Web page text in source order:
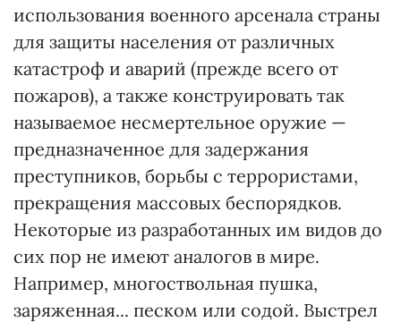
использования военного арсенала страны
для защиты населения от различных
катастроф и аварий (прежде всего от
пожаров), а также конструировать так
называемое несмертельное оружие —
предназначенное для задержания
преступников, борьбы с террористами,
прекращения массовых беспорядков.
Некоторые из разработанных им видов до
сих пор не имеют аналогов в мире.
Например, многоствольная пушка,
заряженная... песком или содой. Выстрел